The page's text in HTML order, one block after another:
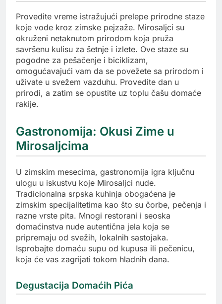
Provedite vreme istražujući prelepe prirodne staze
koje vode kroz zimske pejzaže. Mirosaljci su
okruženi netaknutom prirodom koja pruža
savršenu kulisu za šetnje i izlete. Ove staze su
pogodne za pešačenje i biciklizam,
omogućavajući vam da se povežete sa prirodom i
uživate u svežem vazduhu. Provedite dan u
prirodi, a zatim se opustite uz toplu čašu domaće
rakije.
Gastronomija: Okusi Zime u
Mirosaljcima
U zimskim mesecima, gastronomija igra ključnu
ulogu u iskustvu koje Mirosaljci nude.
Tradicionalna srpska kuhinja obogaćena je
zimskim specijalitetima kao što su čorbe, pečenja i
razne vrste pita. Mnogi restorani i seoska
domaćinstva nude autentična jela koja se
pripremaju od svežih, lokalnih sastojaka.
Isprobajte domaću supu od kupusa ili pečenicu,
koja će vas zagrijati tokom hladnih dana.
Degustacija Domaćih Pića